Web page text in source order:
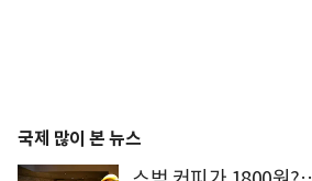
국제 많이 본 뉴스